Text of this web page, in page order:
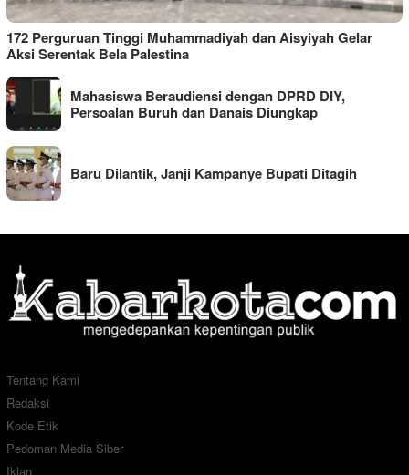
172 Perguruan Tinggi Muhammadiyah dan Aisyiyah Gelar
Aksi Serentak Bela Palestina
Mahasiswa Beraudiensi dengan DPRD DIY,
Persoalan Buruh dan Danais Diungkap
Baru Dilantik, Janji Kampanye Bupati Ditagih
Tentang Kami
Redaksi
Kode Etik
Pedoman Media Siber
Iklan